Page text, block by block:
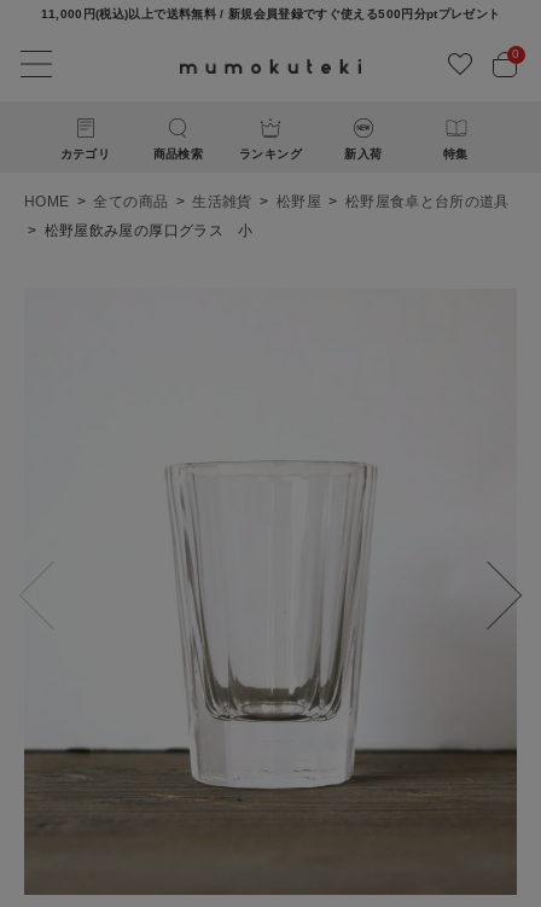
11,000円(税込)以上で送料無料 / 新規会員登録ですぐ使える500円分ptプレゼント
0
カテゴリ 商品検索 ランキング 新入荷 特集
飲み屋の厚
HOME 全ての商品 生活雑貨 松野屋
松野屋食卓と台所の道具
松野屋飲み屋の厚口グラス 小